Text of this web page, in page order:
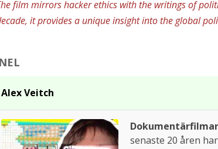
film mirrors hacker ethics with the writings of
it provides a unique insight into the global
Alex Veitch
senaste 20 åren